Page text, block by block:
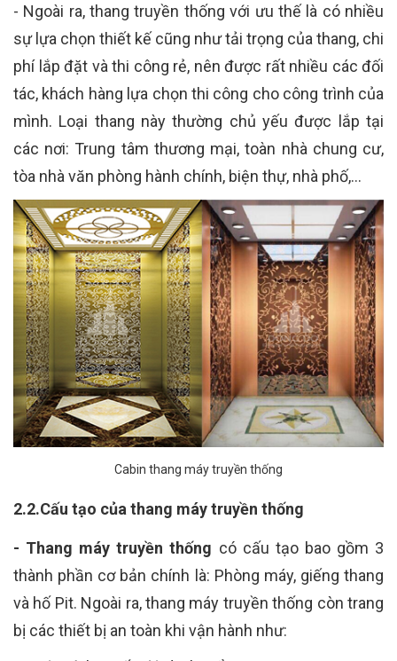
- Ngoài ra, thang truyền thống với ưu thế là có nhiều
sự lựa chọn thiết kế cũng như tải trọng của thang, chi
phí lắp đặt và thi công rẻ, nên được rất nhiều các đối
tác, khách hàng lựa chọn thi công cho công trình của
mình. Loại thang này thường chủ yếu được lắp tại
các nơi: Trung tâm thương mại, toàn nhà chung cư,
tòa nhà văn phòng hành chính, biện thự, nhà phố,…
Cabin thang máy truyền thống
2.2.Cấu tạo của thang máy truyền thống
- Thang máy truyền thống có cấu tạo bao gồm 3
thành phần cơ bản chính là: Phòng máy, giếng thang
và hố Pit. Ngoài ra, thang máy truyền thống còn trang
bị các thiết bị an toàn khi vận hành như: